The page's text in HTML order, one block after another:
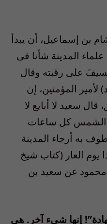
بن إسماعيل، أن يبدأ
المدينة شأنا فى
على رقبته وقال
لأمير المؤمنين، إن
سعيد لا أبايع لا
الشمس كل ساعات
به أرجاء المدينة
يوم العار (كتاب شيخ
محمود عن سعيد بن
إنها شيء آخر. هي